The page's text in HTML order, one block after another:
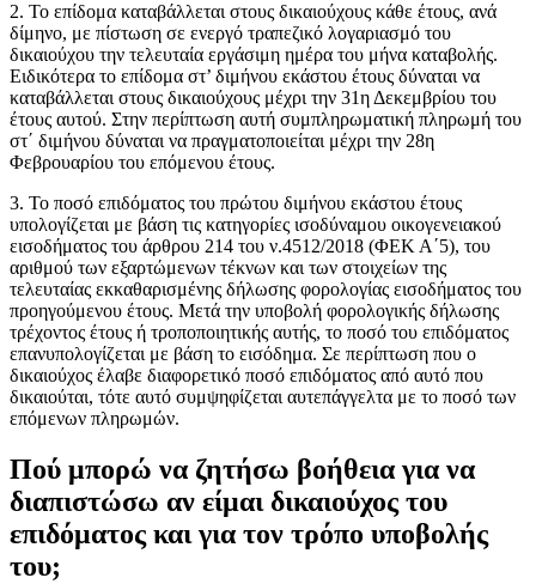
2. Το επίδομα καταβάλλεται στους δικαιούχους κάθε έτους, ανά
δίμηνο, με πίστωση σε ενεργό τραπεζικό λογαριασμό του
δικαιούχου την τελευταία εργάσιμη ημέρα του μήνα καταβολής.
Ειδικότερα το επίδομα στ’ διμήνου εκάστου έτους δύναται να
καταβάλλεται στους δικαιούχους μέχρι την 31η Δεκεμβρίου του
έτους αυτού. Στην περίπτωση αυτή συμπληρωματική πληρωμή του
στ΄ διμήνου δύναται να πραγματοποιείται μέχρι την 28η
Φεβρουαρίου του επόμενου έτους.
3. Το ποσό επιδόματος του πρώτου διμήνου εκάστου έτους
υπολογίζεται με βάση τις κατηγορίες ισοδύναμου οικογενειακού
εισοδήματος του άρθρου 214 του ν.4512/2018 (ΦΕΚ Α΄5), του
αριθμού των εξαρτώμενων τέκνων και των στοιχείων της
τελευταίας εκκαθαρισμένης δήλωσης φορολογίας εισοδήματος του
προηγούμενου έτους. Μετά την υποβολή φορολογικής δήλωσης
τρέχοντος έτους ή τροποποιητικής αυτής, το ποσό του επιδόματος
επανυπολογίζεται με βάση το εισόδημα. Σε περίπτωση που ο
δικαιούχος έλαβε διαφορετικό ποσό επιδόματος από αυτό που
δικαιούται, τότε αυτό συμψηφίζεται αυτεπάγγελτα με το ποσό των
επόμενων πληρωμών.
Πού μπορώ να ζητήσω βοήθεια για να
διαπιστώσω αν είμαι δικαιούχος του
επιδόματος και για τον τρόπο υποβολής
του;